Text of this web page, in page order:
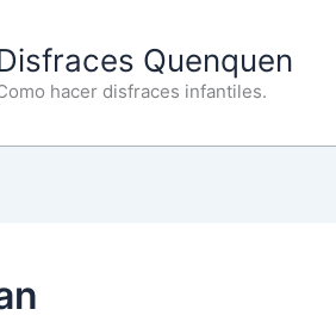
Quenquen
hacer disfraces infantiles.